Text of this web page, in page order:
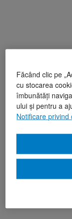
Făcând clic pe
cu stocarea
îmbunătăți
ului și pentru a
Notificare